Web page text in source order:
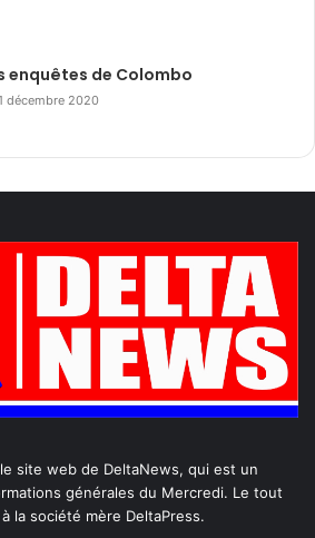
enquêtes de Colombo
décembre 2020
site web de DeltaNews, qui est un
générales du Mercredi. Le tout
la société mère DeltaPress.